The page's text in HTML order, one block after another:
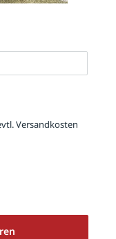
Versandkosten